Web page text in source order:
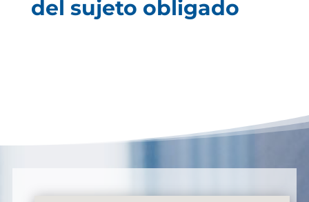
del sujeto obligado